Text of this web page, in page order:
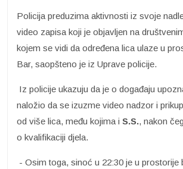
Policija preduzima aktivnosti iz svoje
video zapisa koji je objavljen na
kojem se vidi da određena lica ulaze u
Bar, saopšteno je iz Uprave policije.
Iz policije ukazuju da je o događaju
naložio da se izuzme video nadzor i
od više lica, među kojima i S.S., nakon
o kvalifikaciji djela.
- Osim toga, sinoć u 22:30 je u prostorije